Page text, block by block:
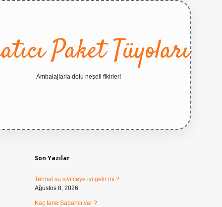
Paket Tüyoları
Ambalajlarla dolu neşeli fikirler!
Son Yazılar
Termal su sivilceye iyi gelir mi ?
Ağustos 8, 2026
Kaç tane Sabancı var ?